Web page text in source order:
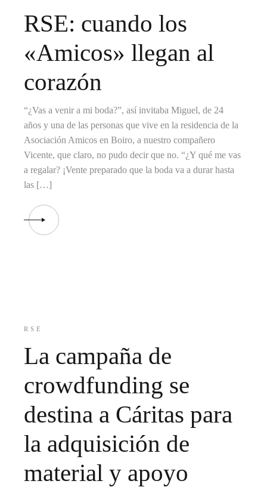
RSE: cuando los
«Amicos» llegan al
corazón
“¿Vas a venir a mi boda?”, así invitaba Miguel, de 24
años y una de las personas que vive en la residencia de la
Asociación Amicos en Boiro, a nuestro compañero
Vicente, que claro, no pudo decir que no. “¿Y qué me vas
a regalar? ¡Vente preparado que la boda va a durar hasta
las […]
RSE
La campaña de
crowdfunding se
destina a Cáritas para
la adquisición de
material y apoyo